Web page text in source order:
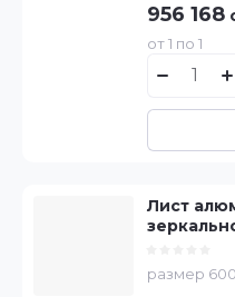
956 168
от 1 по 1
Лист
размер